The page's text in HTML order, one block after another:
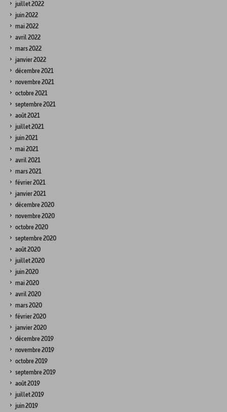
juillet 2022
juin 2022
mai 2022
avril 2022
mars 2022
janvier 2022
décembre 2021
novembre 2021
octobre 2021
septembre 2021
août 2021
juillet 2021
juin 2021
mai 2021
avril 2021
mars 2021
février 2021
janvier 2021
décembre 2020
novembre 2020
octobre 2020
septembre 2020
août 2020
juillet 2020
juin 2020
mai 2020
avril 2020
mars 2020
février 2020
janvier 2020
décembre 2019
novembre 2019
octobre 2019
septembre 2019
août 2019
juillet 2019
juin 2019